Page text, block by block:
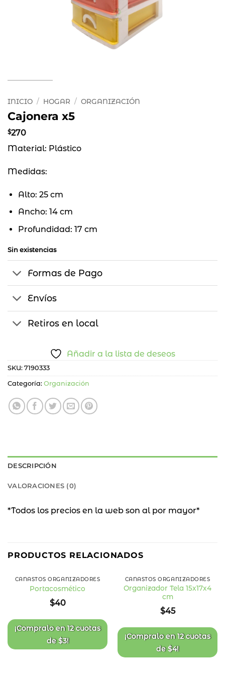
INICIO / HOGAR / ORGANIZACIÓN
Cajonera x5
$270
Material: Plástico
Medidas:
Alto: 25 cm
Ancho: 14 cm
Profundidad: 17 cm
Sin existencias
Formas de Pago
Envíos
Retiros en local
Añadir a la lista de deseos
SKU: 7190333
Categoría: Organización
DESCRIPCIÓN
VALORACIONES (0)
*Todos los precios en la web son al por mayor*
PRODUCTOS RELACIONADOS
de
deseos
CANASTOS ORGANIZADORES
Portacosmético
$40
¡Compralo en12 cuotas
de$3!
CANASTOS ORGANIZADORES
Organizador Tela 15x17x4
cm
$45
¡Compralo en12 cuotas
de$4!